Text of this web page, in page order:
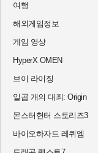
여행
해외게임정보
게임 영상
HyperX OMEN
브이 라이징
일곱 개의 대죄: Origin
몬스터헌터 스토리즈3
바이오하자드 레퀴엠